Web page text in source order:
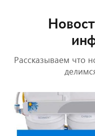
Рассказываем что